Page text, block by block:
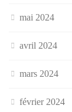
mai 2024
avril 2024
mars 2024
février 2024